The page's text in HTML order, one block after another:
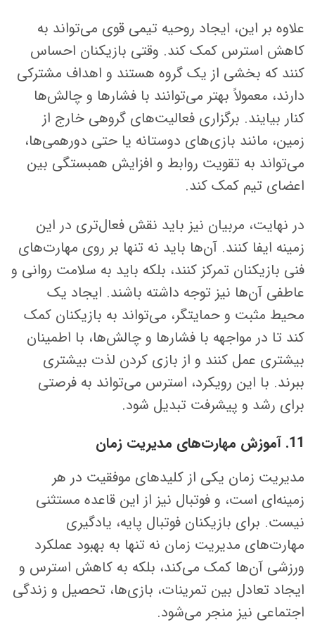
علاوه بر این، ایجاد روحیه تیمی قوی می‌تواند به
کاهش استرس کمک کند. وقتی بازیکنان احساس
کنند که بخشی از یک گروه هستند و اهداف مشترکی
دارند، معمولاً بهتر می‌توانند با فشارها و چالش‌ها
کنار بیایند. برگزاری فعالیت‌های گروهی خارج از
زمین، مانند بازی‌های دوستانه یا حتی دورهمی‌ها،
می‌تواند به تقویت روابط و افزایش همبستگی بین
اعضای تیم کمک کند.
در نهایت، مربیان نیز باید نقش فعال‌تری در این
زمینه ایفا کنند. آن‌ها باید نه تنها بر روی مهارت‌های
فنی بازیکنان تمرکز کنند، بلکه باید به سلامت روانی و
عاطفی آن‌ها نیز توجه داشته باشند. ایجاد یک
محیط مثبت و حمایتگر، می‌تواند به بازیکنان کمک
کند تا در مواجهه با فشارها و چالش‌ها، با اطمینان
بیشتری عمل کنند و از بازی کردن لذت بیشتری
ببرند. با این رویکرد، استرس می‌تواند به فرصتی
برای رشد و پیشرفت تبدیل شود.
11. آموزش مهارت‌های مدیریت زمان
مدیریت زمان یکی از کلیدهای موفقیت در هر
زمینه‌ای است، و فوتبال نیز از این قاعده مستثنی
نیست. برای بازیکنان فوتبال پایه، یادگیری
مهارت‌های مدیریت زمان نه تنها به بهبود عملکرد
ورزشی آن‌ها کمک می‌کند، بلکه به کاهش استرس و
ایجاد تعادل بین تمرینات، بازی‌ها، تحصیل و زندگی
اجتماعی نیز منجر می‌شود.